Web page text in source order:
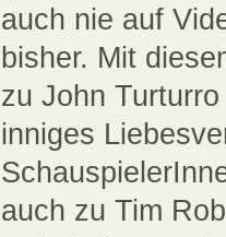
auch nie auf
bisher. Mit
zu John
inniges
auch zu Tim